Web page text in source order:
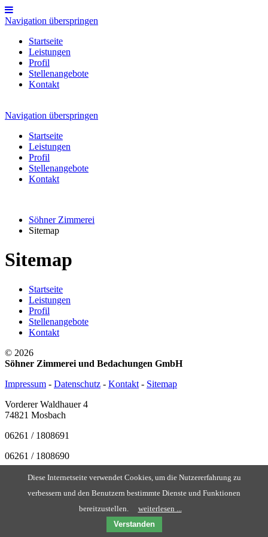
Navigation überspringen
Startseite
Leistungen
Profil
Stellenangebote
Kontakt
Navigation überspringen
Startseite
Leistungen
Profil
Stellenangebote
Kontakt
Söhner Zimmerei
Sitemap
Sitemap
Startseite
Leistungen
Profil
Stellenangebote
Kontakt
© 2026
Söhner Zimmerei und Bedachungen GmbH
Impressum - Datenschutz - Kontakt - Sitemap
Vorderer Waldhauer 4
74821 Mosbach
06261 / 1808691
06261 / 1808690
info@soehner-zimmerei.de
Diese Internetseite verwendet Cookies, um die Nutzererfahrung zu
verbessern und den Benutzern bestimmte Dienste und Funktionen
bereitzustellen.
weiterlesen ...
Verstanden